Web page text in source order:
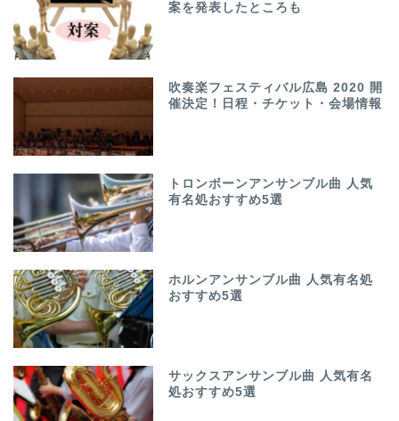
案を発表したところも
吹奏楽フェスティバル広島 2020 開
催決定！日程・チケット・会場情報
トロンボーンアンサンブル曲 人気
有名処おすすめ5選
ホルンアンサンブル曲 人気有名処
おすすめ5選
サックスアンサンブル曲 人気有名
処おすすめ5選